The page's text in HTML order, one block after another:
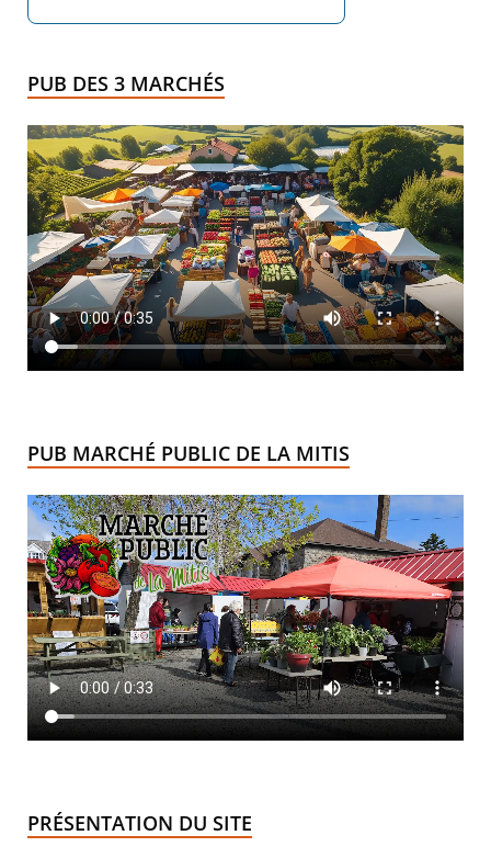
PUB DES 3 MARCHÉS
PUB MARCHÉ PUBLIC DE LA MITIS
PRÉSENTATION DU SITE